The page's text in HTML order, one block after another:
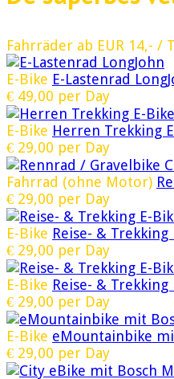
Fahrräder ab EUR 14,- /
E-Bike E-Lastenrad
€ 49,00 per Day
E-Bike Herren Trekking
€ 29,00 per Day
Fahrrad (ohne Motor)
€ 29,00 per Day
E-Bike Reise- &
€ 29,00 per Day
E-Bike Reise- &
€ 29,00 per Day
E-Bike eMountainbike
€ 29,00 per Day